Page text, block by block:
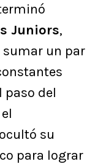
Juniors,
sumar un par
paso del
su
para lograr